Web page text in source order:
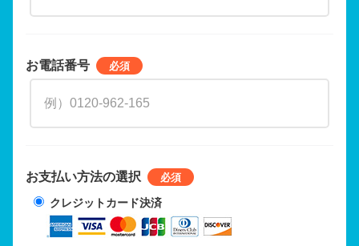
お電話番号
お支払い方法の選択
クレジットカード決済